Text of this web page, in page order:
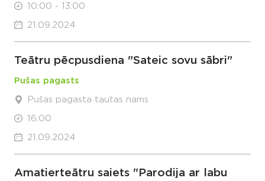
10:00 - 13:00
21.09.2024
Teātru pēcpusdiena "Sateic sovu sābri"
Pušas pagasts
Pušas pagasta tautas nams
16:00
21.09.2024
Amatierteātru saiets "Parodija ar labu